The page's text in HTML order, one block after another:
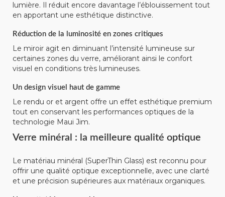
lumière. Il réduit encore davantage l’éblouissement tout
en apportant une esthétique distinctive.
Réduction de la luminosité en zones critiques
Le miroir agit en diminuant l’intensité lumineuse sur
certaines zones du verre, améliorant ainsi le confort
visuel en conditions très lumineuses.
Un design visuel haut de gamme
Le rendu or et argent offre un effet esthétique premium
tout en conservant les performances optiques de la
technologie Maui Jim.
Verre minéral : la meilleure qualité optique
Le matériau minéral (SuperThin Glass) est reconnu pour
offrir une qualité optique exceptionnelle, avec une clarté
et une précision supérieures aux matériaux organiques.